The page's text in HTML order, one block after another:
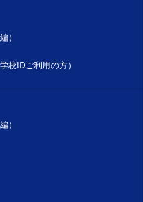
）
校IDご利用の方）
）